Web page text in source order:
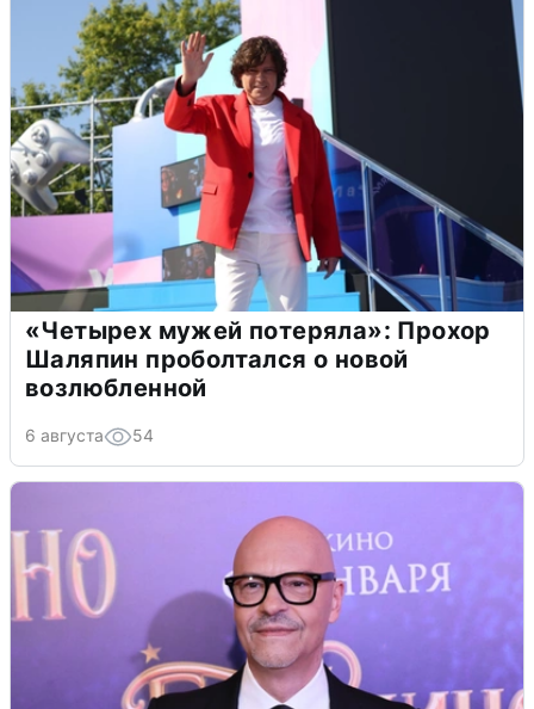
«Четырех мужей потеряла»: Прохор
Шаляпин проболтался о новой
возлюбленной
6 августа 54